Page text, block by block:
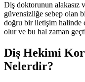
Diş doktorunun alakasız
güvensizliğe sebep olan
doğru bir iletişim halinde
olur ve bu hal zaman
Diş Hekimi
Nelerdir?